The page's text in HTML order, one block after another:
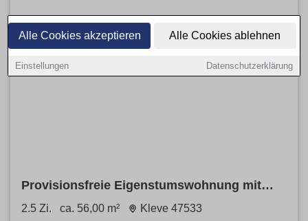
Alle Cookies akzeptieren Alle Cookies ablehnen
Einstellungen Datenschutzerklärung
Provisionsfreie Eigenstumswohnung mit
Balkon im Herzen von Kleve.
2.5 Zi. ca. 56,00 m² Kleve 47533